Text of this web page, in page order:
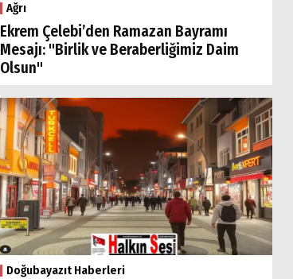
Ağrı
Ekrem Çelebi’den Ramazan Bayramı
Mesajı: "Birlik ve Beraberliğimiz Daim
Olsun"
Doğubayazıt Haberleri